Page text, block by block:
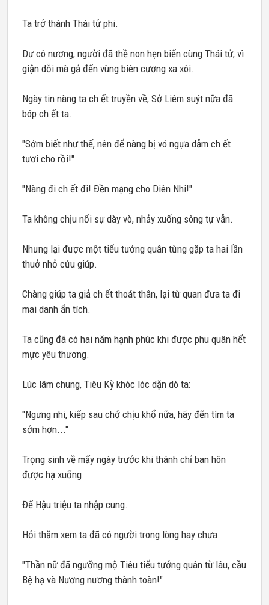
Ta trở thành Thái tử phi.
Dư cô nương, người đã thề non hẹn biển cùng Thái tử, vì
giận dỗi mà gả đến vùng biên cương xa xôi.
Ngày tin nàng ta ch ết truyền về, Sở Liêm suýt nữa đã
bóp ch ết ta.
"Sớm biết như thế, nên để nàng bị vó ngựa dẫm ch ết
tươi cho rồi!"
"Nàng đi ch ết đi! Đền mạng cho Diên Nhi!"
Ta không chịu nổi sự dày vò, nhảy xuống sông tự vẫn.
Nhưng lại được một tiểu tướng quân từng gặp ta hai lần
thuở nhỏ cứu giúp.
Chàng giúp ta giả ch ết thoát thân, lại từ quan đưa ta đi
mai danh ẩn tích.
Ta cũng đã có hai năm hạnh phúc khi được phu quân hết
mực yêu thương.
Lúc lâm chung, Tiêu Kỳ khóc lóc dặn dò ta:
"Ngưng nhi, kiếp sau chớ chịu khổ nữa, hãy đến tìm ta
sớm hơn..."
Trọng sinh về mấy ngày trước khi thánh chỉ ban hôn
được hạ xuống.
Đế Hậu triệu ta nhập cung.
Hỏi thăm xem ta đã có người trong lòng hay chưa.
"Thần nữ đã ngưỡng mộ Tiêu tiểu tướng quân từ lâu, cầu
Bệ hạ và Nương nương thành toàn!"